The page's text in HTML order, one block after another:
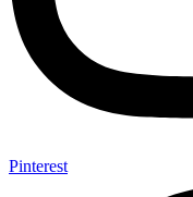
Pinterest